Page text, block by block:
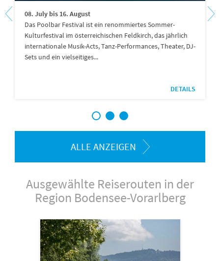
08. July bis 16. August
Das Poolbar Festival ist ein renommiertes Sommer-
Kulturfestival im österreichischen Feldkirch, das jährlich
internationale Musik-Acts, Tanz-Performances, Theater, DJ-
Sets und ein vielseitiges...
DETAILS
1 2 3
ALLE ANZEIGEN
Ausgewählte Reiserouten in der
Region Bodensee-Vorarlberg